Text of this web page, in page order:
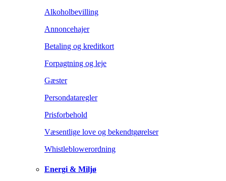
Alkoholbevilling
Annoncehajer
Betaling og kreditkort
Forpagtning og leje
Gæster
Persondataregler
Prisforbehold
Væsentlige love og bekendtgørelser
Whistleblowerordning
Energi & Miljø